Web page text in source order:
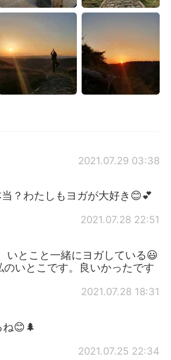
2021.07.29 03:38
？わたしもヨガが大好き😊💕
2021.07.28 22:51
いとこと一緒にヨガしている😃
のいとこです。良いかったです
2021.07.28 18:31
😊🌲
2021.07.25 22:34